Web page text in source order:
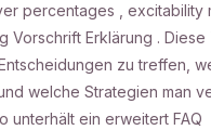
percentages , excitability
Vorschrift Erklärung . Diese
zu treffen,
welche Strategien man
unterhält ein erweitert FAQ